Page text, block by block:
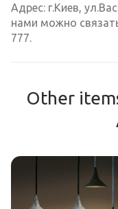
Адрес: г.Киев,
нами можно
777.
Other